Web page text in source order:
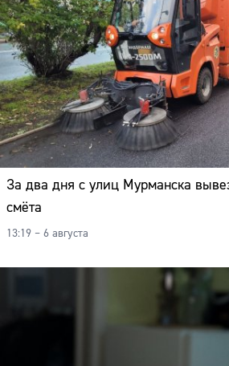
За два дня с улиц Мурманска
смёта
13:19 – 6 августа